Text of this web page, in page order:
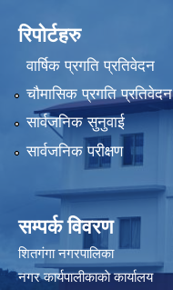
रिपोर्टहरु
वार्षिक प्रगति प्रतिवेदन
चौमासिक प्रगति प्रतिवेदन
सार्वजनिक सुनुवाई
सार्वजनिक परीक्षण
सम्पर्क विवरण
शितगंगा नगरपालिका
नगर कार्यपालीकाकाे कार्यालय